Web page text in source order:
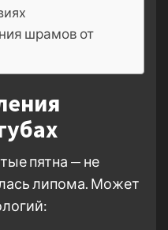
шрамов от
пятна — не
липома. Может